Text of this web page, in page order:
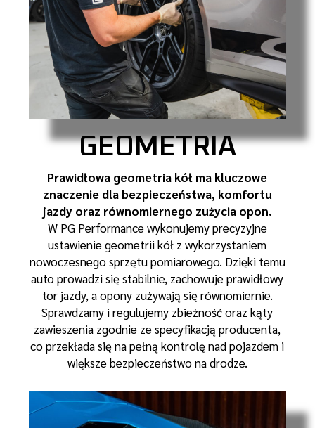
GEOMETRIA
Prawidłowa geometria kół ma kluczowe
znaczenie dla bezpieczeństwa, komfortu
jazdy oraz równomiernego zużycia opon.
W PG Performance wykonujemy precyzyjne
ustawienie geometrii kół z wykorzystaniem
nowoczesnego sprzętu pomiarowego. Dzięki temu
auto prowadzi się stabilnie, zachowuje prawidłowy
tor jazdy, a opony zużywają się równomiernie.
Sprawdzamy i regulujemy zbieżność oraz kąty
zawieszenia zgodnie ze specyfikacją producenta,
co przekłada się na pełną kontrolę nad pojazdem i
większe bezpieczeństwo na drodze.